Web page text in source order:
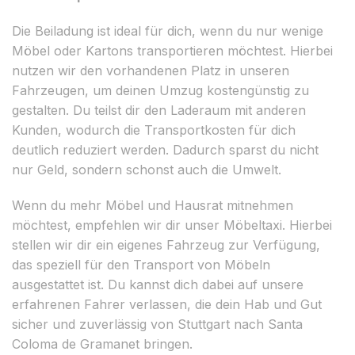
Die Beiladung ist ideal für dich, wenn du nur wenige
Möbel oder Kartons transportieren möchtest. Hierbei
nutzen wir den vorhandenen Platz in unseren
Fahrzeugen, um deinen Umzug kostengünstig zu
gestalten. Du teilst dir den Laderaum mit anderen
Kunden, wodurch die Transportkosten für dich
deutlich reduziert werden. Dadurch sparst du nicht
nur Geld, sondern schonst auch die Umwelt.
Wenn du mehr Möbel und Hausrat mitnehmen
möchtest, empfehlen wir dir unser Möbeltaxi. Hierbei
stellen wir dir ein eigenes Fahrzeug zur Verfügung,
das speziell für den Transport von Möbeln
ausgestattet ist. Du kannst dich dabei auf unsere
erfahrenen Fahrer verlassen, die dein Hab und Gut
sicher und zuverlässig von Stuttgart nach Santa
Coloma de Gramanet bringen.